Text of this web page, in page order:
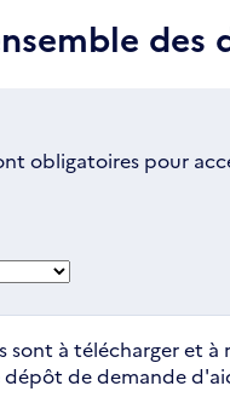
des
obligatoires pour
sont à télécharger et
de demande